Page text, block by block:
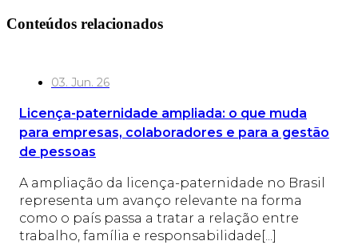
Conteúdos relacionados
03. Jun. 26
Licença-paternidade ampliada: o que muda
para empresas, colaboradores e para a gestão
de pessoas
A ampliação da licença-paternidade no Brasil
representa um avanço relevante na forma
como o país passa a tratar a relação entre
trabalho, família e responsabilidade[...]